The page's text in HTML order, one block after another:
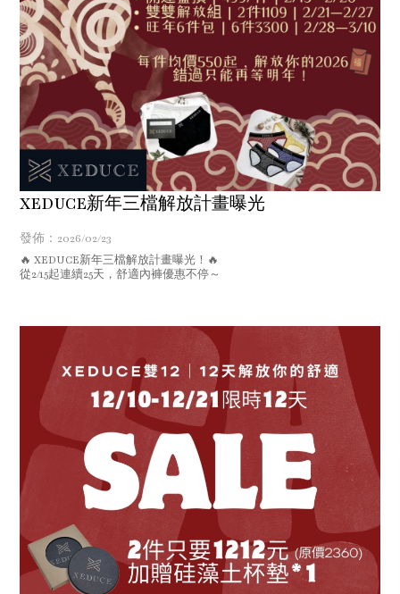
XEDUCE新年三檔解放計畫曝光
發佈：2026/02/23
🔥 XEDUCE新年三檔解放計畫曝光！🔥
從2/15起連續25天，舒適內褲優惠不停～